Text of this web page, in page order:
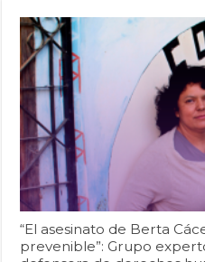
“El asesinato de Berta
prevenible”: Grupo